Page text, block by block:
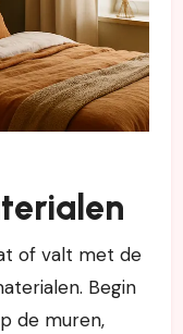
of valt met de
Begin
de muren,